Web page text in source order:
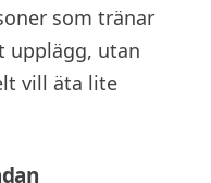
som tränar
upplägg, utan
vill äta lite